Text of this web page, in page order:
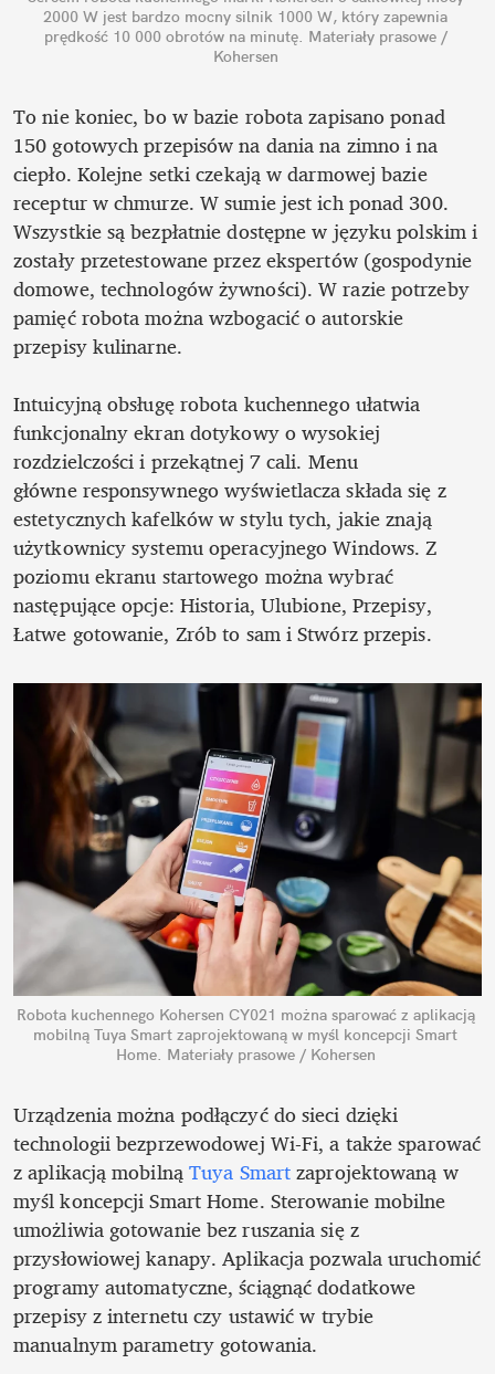
2000 W jest bardzo mocny silnik 1000 W, który zapewnia
prędkość 10 000 obrotów na minutę. Materiały prasowe /
Kohersen
To nie koniec, bo w bazie robota zapisano ponad
150 gotowych przepisów na dania na zimno i na
ciepło. Kolejne setki czekają w darmowej bazie
receptur w chmurze. W sumie jest ich ponad 300.
Wszystkie są bezpłatnie dostępne w języku polskim i
zostały przetestowane przez ekspertów (gospodynie
domowe, technologów żywności). W razie potrzeby
pamięć robota można wzbogacić o autorskie
przepisy kulinarne.
Intuicyjną obsługę robota kuchennego ułatwia
funkcjonalny ekran dotykowy o wysokiej
rozdzielczości i przekątnej 7 cali. Menu
główne responsywnego wyświetlacza składa się z
estetycznych kafelków w stylu tych, jakie znają
użytkownicy systemu operacyjnego Windows. Z
poziomu ekranu startowego można wybrać
następujące opcje: Historia, Ulubione, Przepisy,
Łatwe gotowanie, Zrób to sam i Stwórz przepis.
Robota kuchennego Kohersen CY021 można sparować z aplikacją
mobilną Tuya Smart zaprojektowaną w myśl koncepcji Smart
Home. Materiały prasowe / Kohersen
Urządzenia można podłączyć do sieci dzięki
technologii bezprzewodowej Wi-Fi, a także sparować
z aplikacją mobilną Tuya Smart zaprojektowaną w
myśl koncepcji Smart Home. Sterowanie mobilne
umożliwia gotowanie bez ruszania się z
przysłowiowej kanapy. Aplikacja pozwala uruchomić
programy automatyczne, ściągnąć dodatkowe
przepisy z internetu czy ustawić w trybie
manualnym parametry gotowania.